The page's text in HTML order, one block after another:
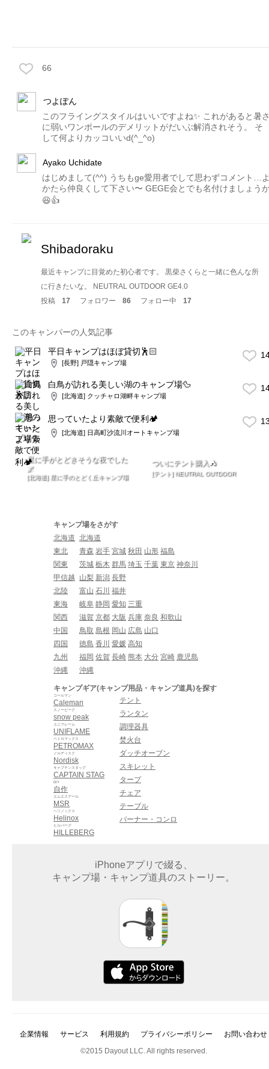
66
つよぽん
このフライングスタイルはいいですよね✨ これがあると暑
に弱いワンポールのデメリットがだいぶ解消されそう。 そ
して何よりカッコいいd(^_^o)
Ayako Uchidate
はじめまして(^^) うちもge愛用者でして思わずコメント…
かたら仲良くして下さい〜 GEGE会とでも名付けましょう
😆👍
Shibadoraku
最近キャンプに目覚めた初心者です。 黒柴さくらと一緒に色んな所
に行きたいな。 NEUTRAL OUTDOOR GE4.0
投稿
17 フォロワー 86 フォロー中 17
このキャンパーの人気記事
平日キャンプはほぼ貸切🕺🏻
[長野] 戸隠キャンプ場
白鳥が訪れる美しい湖のキャンプ場🦆
[北海道] クッチャロ湖畔キャンプ場
思っていたより素敵で便利🏕
[北海道] 日高町沙流川オートキャンプ場
星に手がとどきそうな夜でした
🌌
[北海道] 星に手のとどく丘キャンプ場
ついにテント購入⛺️
[テント] NEUTRAL OUTDOOR
キャンプ場をさがす
北海道 北海道
東北
青森 岩手 宮城 秋田 山形 福島
関東
茨城 栃木 群馬 埼玉 千葉 東京 神奈川
甲信越
山梨 新潟 長野
北陸
富山 石川 福井
東海
岐阜 静岡 愛知 三重
関西
滋賀 京都 大阪 兵庫 奈良 和歌山
中国
鳥取 島根 岡山 広島 山口
四国
徳島 香川 愛媛 高知
九州
福岡 佐賀 長崎 熊本 大分 宮崎 鹿児島
沖縄
沖縄
キャンプギア(キャンプ用品・キャンプ道具)を探す
Caleman
コールマン
snow peak
スノーピーク
UNIFLAME
ユニフレーム
PETROMAX
ペトロマックス
Nordisk
ノルディスク
CAPTAIN STAG
キャプテンスタッグ
自作
DIY
MSR
エムエスアール
Helinox
ヘリノックス
HILLEBERG
ヒルバーグ
テント
ランタン
調理器具
焚火台
ダッチオーブン
スキレット
タープ
チェア
テーブル
バーナー・コンロ
iPhoneアプリで綴る、
キャンプ場・キャンプ道具のストーリー。
企業情報 サービス 利用規約 プライバシーポリシー
お問い合わせ
©2015 Dayout LLC. All rights reserved.